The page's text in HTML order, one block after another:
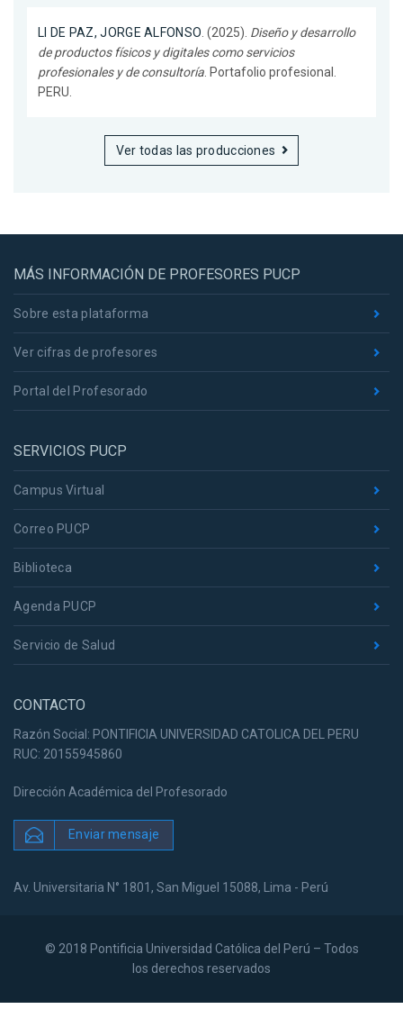
LI DE PAZ, JORGE ALFONSO . (2025). Diseño y desarrollo
de productos físicos y digitales como servicios
profesionales y de consultoría . Portafolio profesional.
PERU.
Ver todas las producciones
MÁS INFORMACIÓN DE PROFESORES PUCP
Sobre esta plataforma
Ver cifras de profesores
Portal del Profesorado
SERVICIOS PUCP
Campus Virtual
Correo PUCP
Biblioteca
Agenda PUCP
Servicio de Salud
CONTACTO
Razón Social: PONTIFICIA UNIVERSIDAD CATOLICA DEL PERU
RUC: 20155945860
Dirección Académica del Profesorado
Enviar mensaje
Av. Universitaria N° 1801, San Miguel 15088, Lima - Perú
© 2018 Pontificia Universidad Católica del Perú – Todos
los derechos reservados